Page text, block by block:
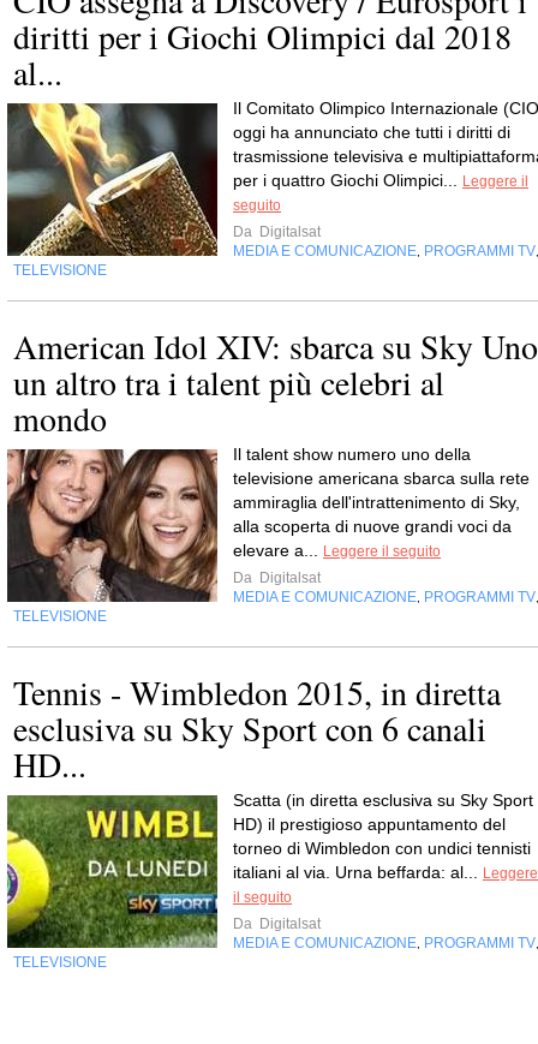
diritti per i Giochi Olimpici dal 2018
al...
Il Comitato Olimpico Internazionale
oggi ha annunciato che tutti i diritti di
trasmissione televisiva e
per i quattro Giochi Olimpici...
Leggere il
seguito
Da Digitalsat
MEDIA E COMUNICAZIONE PROGRAMMI TV
TELEVISIONE
American Idol XIV: sbarca su Sky Uno
un altro tra i talent più celebri al
mondo
Il talent show numero uno della
televisione americana sbarca sulla rete
ammiraglia dell'intrattenimento di Sky,
alla scoperta di nuove grandi voci da
elevare a...
Leggere il seguito
Da Digitalsat
MEDIA E COMUNICAZIONE PROGRAMMI TV
TELEVISIONE
Tennis - Wimbledon 2015, in diretta
esclusiva su Sky Sport con 6 canali
HD...
Scatta (in diretta esclusiva su Sky Sport
HD) il prestigioso appuntamento del
torneo di Wimbledon con undici tennisti
italiani al via. Urna beffarda: al...
Leggere
il seguito
Da Digitalsat
MEDIA E COMUNICAZIONE PROGRAMMI TV
TELEVISIONE